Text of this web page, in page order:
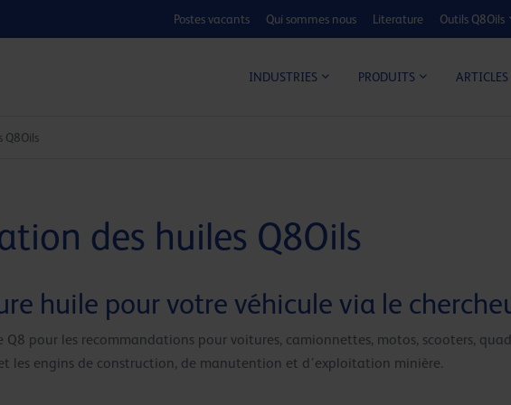
Postes vacants Qui sommes nous Literature Outils Q8Oils
INDUSTRIES PRODUITS ARTICLES
Q8Oils
des huiles Q8Oils
huile pour votre véhicule via le
pour les recommandations pour voitures, camionnettes, motos, scooters,
et les engins de construction, de manutention et d’exploitation minière.